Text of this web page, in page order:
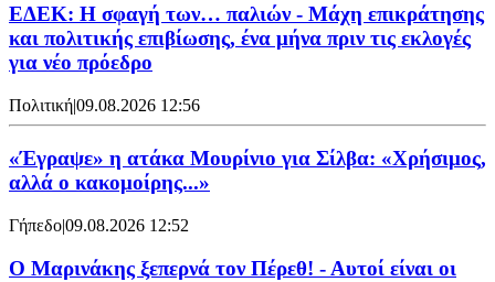
ΕΔΕΚ: Η σφαγή των… παλιών - Μάχη επικράτησης
και πολιτικής επιβίωσης, ένα μήνα πριν τις εκλογές
για νέο πρόεδρο
Πολιτική|09.08.2026 12:56
«Έγραψε» η ατάκα Μουρίνιο για Σίλβα: «Χρήσιμος,
αλλά ο κακομοίρης...»
Γήπεδο|09.08.2026 12:52
Ο Μαρινάκης ξεπερνά τον Πέρεθ! - Αυτοί είναι οι